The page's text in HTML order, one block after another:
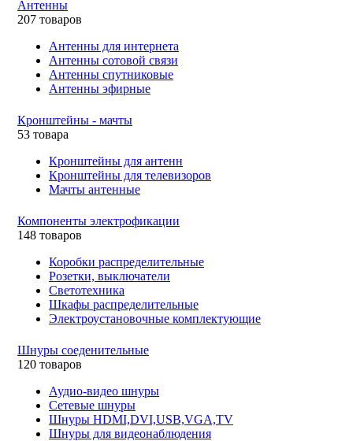
Антенны
207 товаров
Антенны для интернета
Антенны сотовой связи
Антенны спутниковые
Антенны эфирные
Кронштейны - мачты
53 товара
Кронштейны для антенн
Кронштейны для телевизоров
Мачты антенные
Компоненты электрофикации
148 товаров
Коробки распределительные
Розетки, выключатели
Светотехника
Шкафы распределительные
Электроустановочные комплектующие
Шнуры соеденительные
120 товаров
Аудио-видео шнуры
Сетевые шнуры
Шнуры HDMI,DVI,USB,VGA,TV
Шнуры для видеонаблюдения